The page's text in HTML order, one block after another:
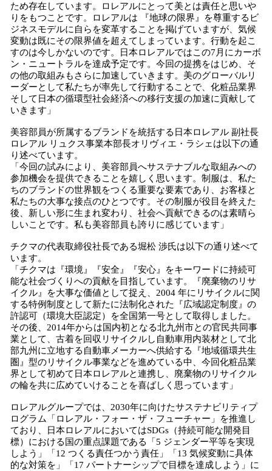
ため存在しています。ロレアルにとって美とは責任と思いや
りをもつことです。ロレアルは 『地球の限界』を尊重するビ
ジネスモデルに自らを変革することを掲げていますが、気候
変動は既にその限界値を超えてしまっています。行動を起こ
すのは今しかないのです。日本ロレアルではこの7月にカーボ
ン・ニュートラルを達成予定です。今回の提携をはじめ、そ
の他の取組みもさらに加速していきます。美のグローバルリ
ーダーとして私たちが率先して行動することで、化粧品業界
そして日本の循環型社会経済への移行支援の加速に貢献して
いきます」
美容部員が所属するブランドを統括する日本ロレアル 副社長
ロレアル リュクス事業本部長オリヴィエ・ラシェは以下の通
り述べています。
「今回の試みにより、美容部員へサステナブルな取組みへの
参加機会を提供できることを嬉しく思います。制服は、私た
ちのブランドの世界観をつくる重要な要素であり、お客様と
私たちの大事な接点のひとつです。その制服が役目を終えた
後、新しい形に生まれ変わり、社会へ貢献できるのは素晴ら
しいことです。私も美容部員も誇りに感じています」
チクマの代表取締役社長である堀松 渉氏は以下の通り述べて
います。
「チクマは『環境』『安全』『安心』をキーワードに持続可
能な社会づくりへの貢献を目指しています。『廃棄物のリサ
イクル』を大事な価値として捉え、2004 年にリサイクルに関
する特例制度として新たに法制化された『広域認定制度』の
許認可（環境大臣認定）を全国第一号として取得しました。
その後、2014年からは国内初となる北九州市との官民共同事
業として、古着を回収リサイクルし自動車用内装材として北
部九州に立地する自動車メーカーへ供給する『地域循環共生
圏』型のリサイクル事業などを進めている中、今回化粧品業
界として初めて日本ロレアルと連携し、廃棄物のリサイクル
の輪を共に広めていけることを喜ばしく思っています」
ロレアルグループでは、2030年に向けたサステナビリティプ
ログラム「ロレアル・フォー・ザ・フューチャー」を推進し
ており、日本ロレアルにおいてはSDGs（持続可能な開発目
標）における国の重点課題である「5 ジェンダー平等を実現
しよう」「12 つくる責任つかう責任」「13 気候変動に具体
的な対策を」「17 パートナーシップで目標を達成しよう」に